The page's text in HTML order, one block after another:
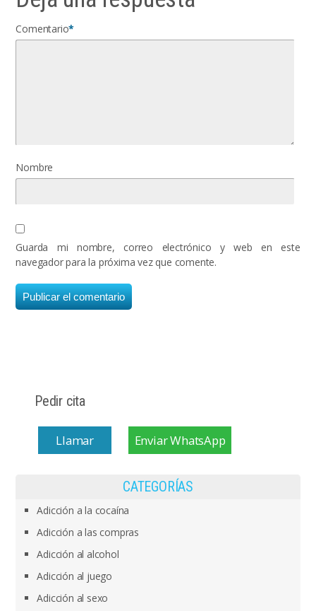
Comentario*
Nombre
Guarda mi nombre, correo electrónico y web en este
navegador para la próxima vez que comente.
Pedir cita
Llamar Enviar WhatsApp
CATEGORÍAS
Adicción a la cocaína
Adicción a las compras
Adicción al alcohol
Adicción al juego
Adicción al sexo